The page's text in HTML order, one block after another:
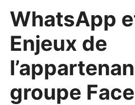
WhatsApp
Enjeux de
groupe